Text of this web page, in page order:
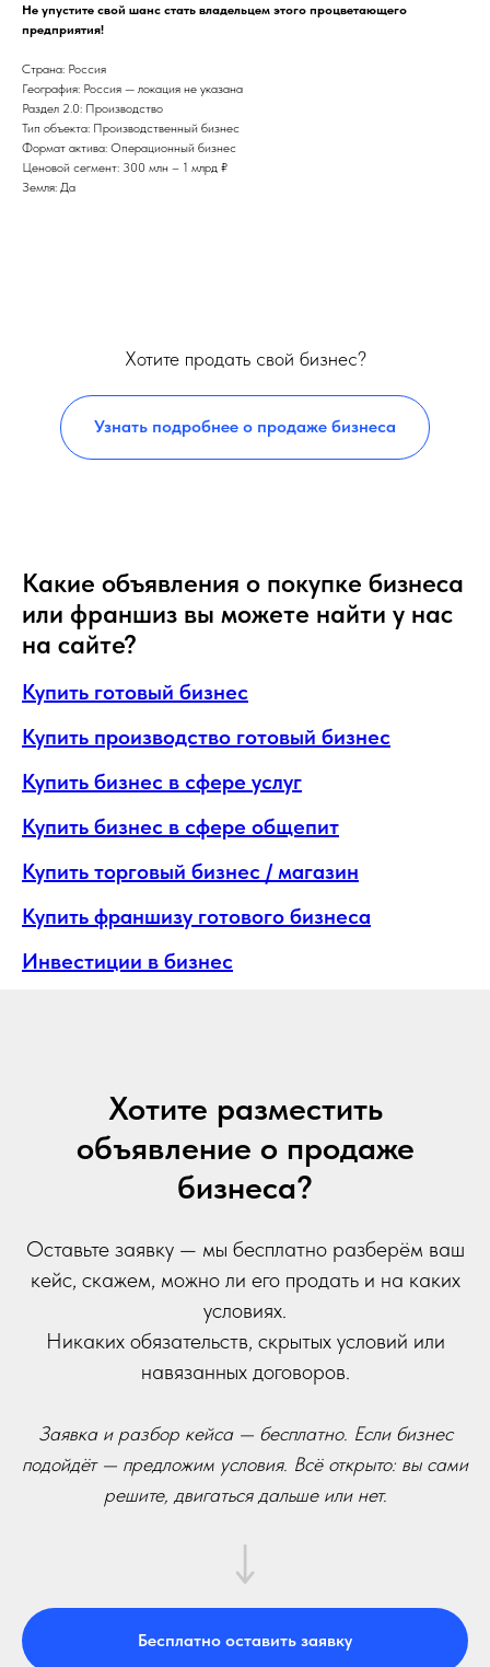
Не упустите свой шанс стать владельцем этого процветающего
предприятия!
Страна: Россия
География: Россия — локация не указана
Раздел 2.0: Производство
Тип объекта: Производственный бизнес
Формат актива: Операционный бизнес
Ценовой сегмент: 300 млн – 1 млрд ₽
Земля: Да
Хотите продать свой бизнес?
Узнать подробнее о продаже бизнеса
Какие объявления о покупке бизнеса
или франшиз вы можете найти у нас
на сайте?
Купить готовый бизнес
Купить производство готовый бизнес
Купить бизнес в сфере услуг
Купить бизнес в сфере общепит
Купить торговый бизнес / магазин
Купить франшизу готового бизнеса
Инвестиции в бизнес
Хотите разместить
объявление о продаже
бизнеса?
Оставьте заявку — мы бесплатно разберём ваш
кейс, скажем, можно ли его продать и на каких
условиях.
Никаких обязательств, скрытых условий или
навязанных договоров.
Заявка и разбор кейса — бесплатно. Если бизнес
подойдёт — предложим условия. Всё открыто: вы сами
решите, двигаться дальше или нет.
Бесплатно оставить заявку